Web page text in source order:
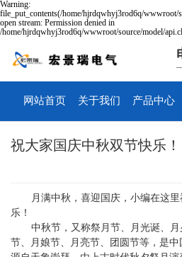
Warning:
file_put_contents(/home/hjrdqwhyj3rod6q/wwwroot/
open stream: Permission denied in
/home/hjrdqwhyj3rod6q/wwwroot/source/model/
网站首页 关于我们 产品中心
祝大家国庆中秋双节快乐！
月满中秋，喜迎国庆，小编在这
乐！
中秋节，又称祭月节、月光诞、
节、月娘节、月亮节、团圆节等，是